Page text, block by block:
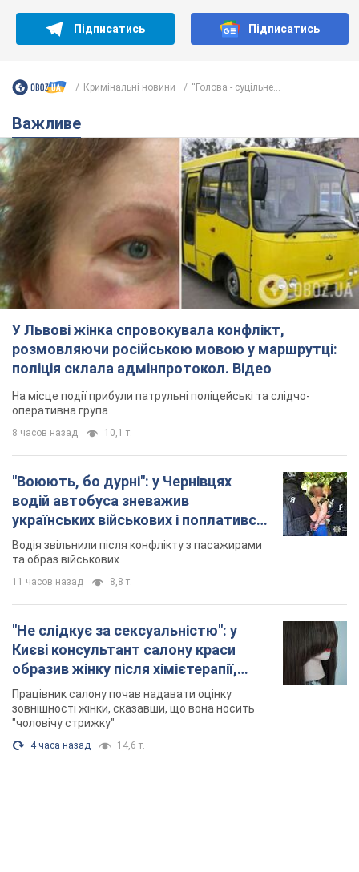
Підписатись Підписатись
Кримінальні новини ''Голова - суцільне...
Важливе
У Львові жінка спровокувала конфлікт,
розмовляючи російською мовою у маршрутці:
поліція склала адмінпротокол. Відео
На місце події прибули патрульні поліцейські та слідчо-
оперативна група
8 часов назад 10,1 т.
"Воюють, бо дурні": у Чернівцях
водій автобуса зневажив
українських військових і поплатився.
Відео
Водія звільнили після конфлікту з пасажирами
та образ військових
11 часов назад 8,8 т.
"Не слідкує за сексуальністю": у
Києві консультант салону краси
образив жінку після хімієтерапії,
розгорівся скандал. Фото
Працівник салону почав надавати оцінку
зовнішності жінки, сказавши, що вона носить
"чоловічу стрижку"
4 часа назад 14,6 т.